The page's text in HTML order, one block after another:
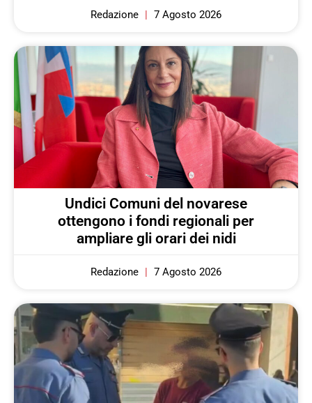
Redazione 7 Agosto 2026
Undici Comuni del novarese
ottengono i fondi regionali per
ampliare gli orari dei nidi
Redazione 7 Agosto 2026